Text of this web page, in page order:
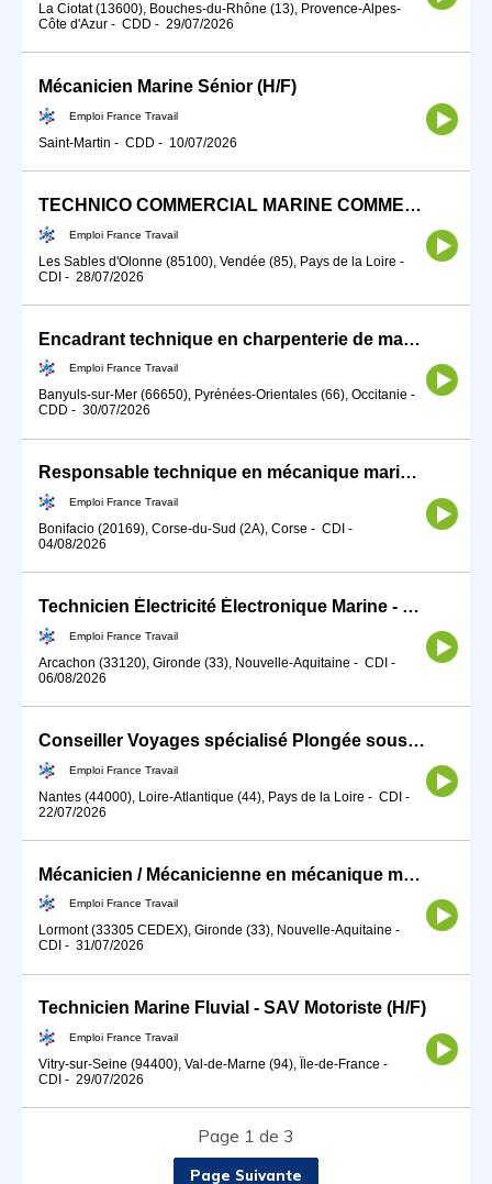
La Ciotat (13600), Bouches-du-Rhône (13), Provence-Alpes-
Côte d'Azur - CDD - 29/07/2026
Mécanicien Marine Sénior (H/F)
Emploi France Travail
Saint-Martin - CDD - 10/07/2026
TECHNICO COMMERCIAL MARINE COMMERCIALE (H/F)
Emploi France Travail
Les Sables d'Olonne (85100), Vendée (85), Pays de la Loire -
CDI - 28/07/2026
Encadrant technique en charpenterie de marine (H/F)
Emploi France Travail
Banyuls-sur-Mer (66650), Pyrénées-Orientales (66), Occitanie -
CDD - 30/07/2026
Responsable technique en mécanique marine (H/F)
Emploi France Travail
Bonifacio (20169), Corse-du-Sud (2A), Corse - CDI -
04/08/2026
Technicien Électricité Électronique Marine - ElectroBoat (H/F)
Emploi France Travail
Arcachon (33120), Gironde (33), Nouvelle-Aquitaine - CDI -
06/08/2026
Conseiller Voyages spécialisé Plongée sous-marine (H/F)
Emploi France Travail
Nantes (44000), Loire-Atlantique (44), Pays de la Loire - CDI -
22/07/2026
Mécanicien / Mécanicienne en mécanique marine ou navale (H/F)
Emploi France Travail
Lormont (33305 CEDEX), Gironde (33), Nouvelle-Aquitaine -
CDI - 31/07/2026
Technicien Marine Fluvial - SAV Motoriste (H/F)
Emploi France Travail
Vitry-sur-Seine (94400), Val-de-Marne (94), Île-de-France -
CDI - 29/07/2026
Page 1 de 3
Page Suivante